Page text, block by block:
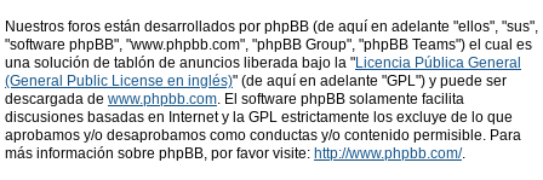
Nuestros foros están desarrollados por phpBB (de aquí en adelante "ellos", "sus",
"software phpBB", "www.phpbb.com", "phpBB Group", "phpBB Teams") el cual es
una solución de tablón de anuncios liberada bajo la "Licencia Pública General
(General Public License en inglés)" (de aquí en adelante "GPL") y puede ser
descargada de www.phpbb.com. El software phpBB solamente facilita
discusiones basadas en Internet y la GPL estrictamente los excluye de lo que
aprobamos y/o desaprobamos como conductas y/o contenido permisible. Para
más información sobre phpBB, por favor visite: http://www.phpbb.com/.